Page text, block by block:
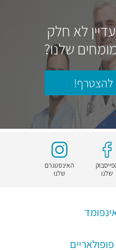
לא חלק
שלנו?
להצטרף!
שלנו
האינסטגרם
שלנו